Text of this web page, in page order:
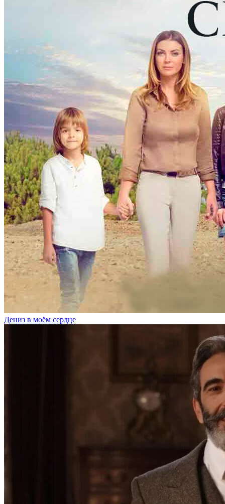
Дениз в моём сердце